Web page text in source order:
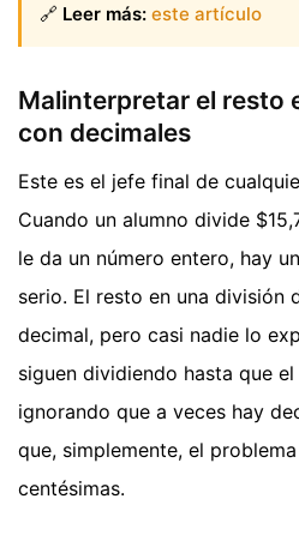
🔗 Leer más: este artículo
Malinterpretar el resto
con decimales
Este es el jefe final de
Cuando un alumno divide
le da un número entero, hay
serio. El resto en una división
decimal, pero casi nadie lo
siguen dividiendo hasta que
ignorando que a veces hay
que, simplemente, el
centésimas.